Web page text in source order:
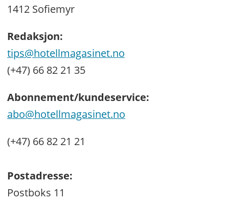
1412 Sofiemyr
Redaksjon:
tips@hotellmagasinet.no
(+47) 66 82 21 35
Abonnement/kundeservice:
abo@hotellmagasinet.no
(+47) 66 82 21 21
Postadresse:
Postboks 11